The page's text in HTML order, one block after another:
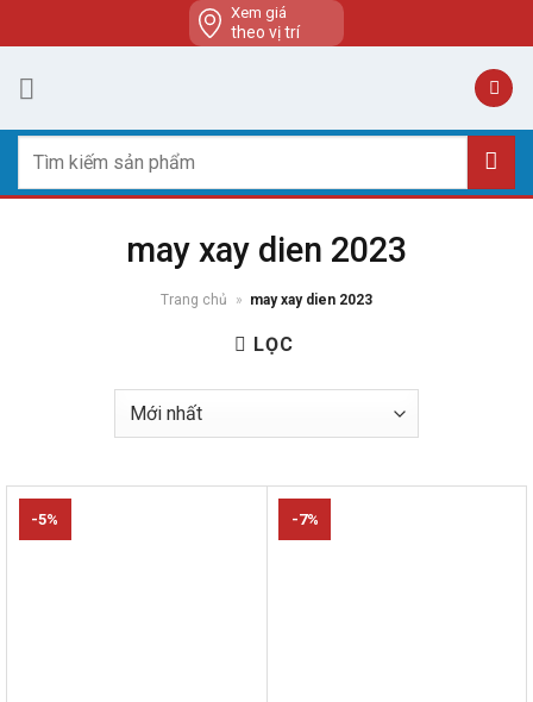
to
content
Xem giá
theo vị trí
kiếm:
may xay dien 2023
Trang chủ » may xay dien 2023
LỌC
-5% -7%